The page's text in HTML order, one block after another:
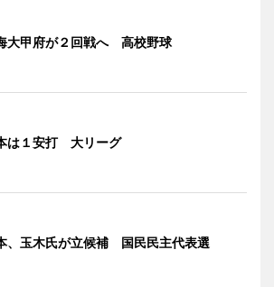
大甲府が２回戦へ 高校野球
は１安打 大リーグ
、玉木氏が立候補 国民民主代表選